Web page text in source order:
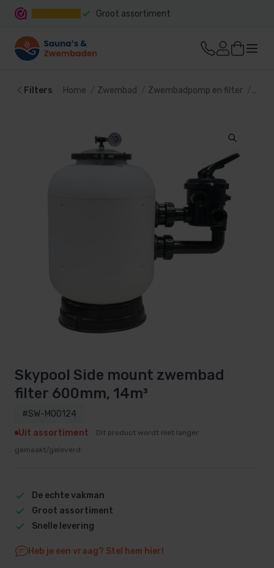
Groot assortiment
Filters Home Zwembad Zwembadpomp en filter
Skypool Side mount zwembad
filter 600mm, 14m³
#SW-M00124
Uit assortiment
Dit product wordt niet langer
gemaakt/geleverd.
De echte vakman
Groot assortiment
Snelle levering
Heb je een vraag? Stel hem hier!